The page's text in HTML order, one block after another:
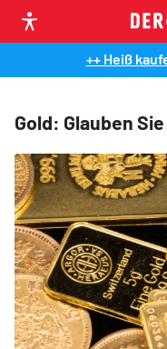
++ Heiß
Gold: Glauben